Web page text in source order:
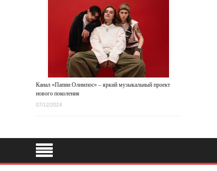
Канал «Папин Олимпос» – яркий музыкальный проект
нового поколения
07/12/2024